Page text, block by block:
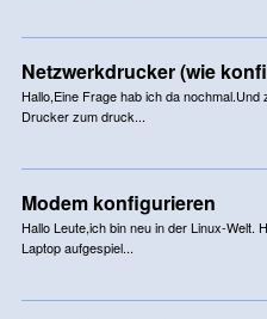
Netzwerkdrucker (wie
Hallo,Eine Frage hab ich da
Drucker zum druck...
Modem konfigurieren
Hallo Leute,ich bin neu in der Linux-Welt.
Laptop aufgespiel...